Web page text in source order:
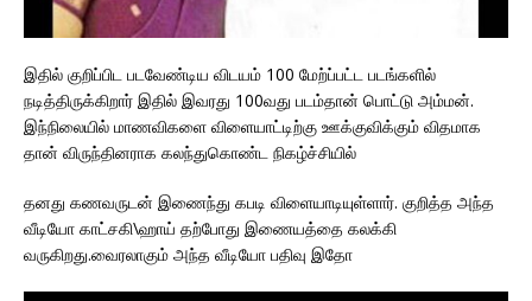
இதில் குறிப்பிட படவேண்டிய விடயம் 100 மேற்ப்பட்ட படங்களில்
நடித்திருக்கிறார் இதில் இவரது 100வது படம்தான் பொட்டு அம்மன்.
இந்நிலையில் மாணவிகளை விளையாட்டிற்கு ஊக்குவிக்கும் விதமாக
தான் விருந்தினராக கலந்துகொண்ட நிகழ்ச்சியில்
தனது கணவருடன் இணைந்து கபடி விளையாடியுள்ளார். குறித்த அந்த
வீடியோ காட்சகி\ஹாய் தற்போது இணையத்தை கலக்கி
வருகிறது.வைரலாகும் அந்த வீடியோ பதிவு இதோ